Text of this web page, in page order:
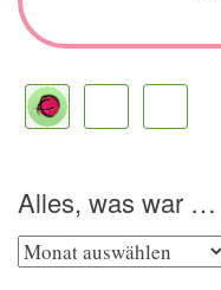
Alles, was war …
Alles,